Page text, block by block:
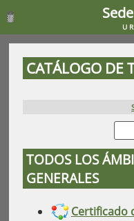
CATÁLOGO DE
TODOS LOS
GENERALES
Certificado